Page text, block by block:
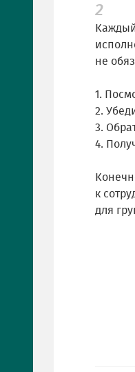
2
не
1.
2.
3.
4.
к
для